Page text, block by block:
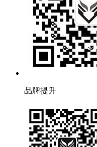
品牌提升